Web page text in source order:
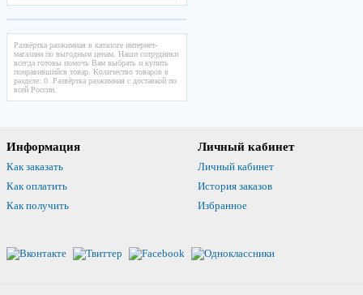
Развёртка разжимная в каталоге интернет-
магазина по выгодным ценам. Наши сотрудники
всегда готовы помочь Вам выбрать и купить
понравившийся товар. Количество товаров в
разделе: 0. Развёртка разжимная с доставкой по
всей России.
Информация
Как заказать
Как оплатить
Как получить
Личный кабинет
Личный кабинет
История заказов
Избранное